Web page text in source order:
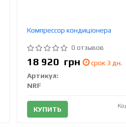
Компрессор кондиціонера
0 отзывов
18 920 грн
срок 3 дн.
Артикул:
NRF
КУПИТЬ